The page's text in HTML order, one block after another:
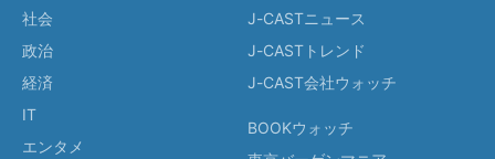
社会
政治
経済
IT
エンタメ
J-CASTニュース
J-CASTトレンド
J-CAST会社ウォッチ
BOOKウォッチ